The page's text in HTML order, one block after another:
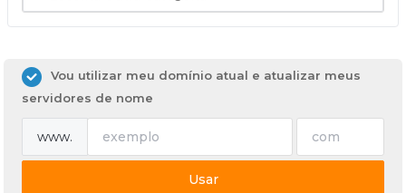
Vou utilizar meu domínio atual e atualizar meus
servidores de nome
www.
Usar